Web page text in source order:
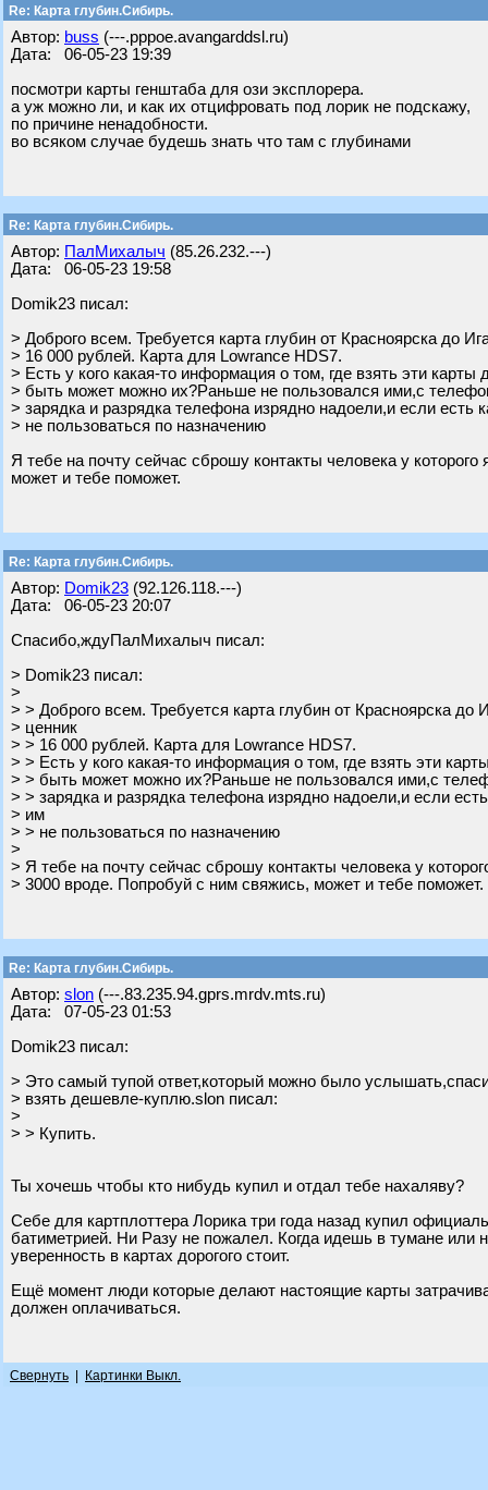
Re: Карта глубин.Сибирь.
Автор: buss (---.pppoe.avangarddsl.ru)
Дата: 06-05-23 19:39
посмотри карты генштаба для ози эксплорера.
а уж можно ли, и как их отцифровать под лорик не подскажу,
по причине ненадобности.
во всяком случае будешь знать что там с глубинами
Re: Карта глубин.Сибирь.
Автор: ПалМихалыч (85.26.232.---)
Дата: 06-05-23 19:58
Domik23 писал:
> Доброго всем. Требуется карта глубин от Красноярска до
> 16 000 рублей. Карта для Lowrance HDS7.
> Есть у кого какая-то информация о том, где взять эти
> быть может можно их?Раньше не пользовался ими,с
> зарядка и разрядка телефона изрядно надоели,и если есть
> не пользоваться по назначению
Я тебе на почту сейчас сброшу контакты человека у
может и тебе поможет.
Re: Карта глубин.Сибирь.
Автор: Domik23 (92.126.118.---)
Дата: 06-05-23 20:07
Спасибо,ждуПалМихалыч писал:
> Domik23 писал:
>
> > Доброго всем. Требуется карта глубин от Красноярска до
> ценник
> > 16 000 рублей. Карта для Lowrance HDS7.
> > Есть у кого какая-то информация о том, где взять эти
> > быть может можно их?Раньше не пользовался ими,с
> > зарядка и разрядка телефона изрядно надоели,и если
> им
> > не пользоваться по назначению
>
> Я тебе на почту сейчас сброшу контакты человека у
> 3000 вроде. Попробуй с ним свяжись, может и тебе поможет.
Re: Карта глубин.Сибирь.
Автор: slon (---.83.235.94.gprs.mrdv.mts.ru)
Дата: 07-05-23 01:53
Domik23 писал:
> Это самый тупой ответ,который можно было
> взять дешевле-куплю.slon писал:
>
> > Купить.
Ты хочешь чтобы кто нибудь купил и отдал тебе нахаляву?
Себе для картплоттера Лорика три года назад купил
батиметрией. Ни Разу не пожалел. Когда идешь в тумане или
уверенность в картах дорогого стоит.
Ещё момент люди которые делают настоящие карты
должен оплачиваться.
Свернуть Картинки Выкл.